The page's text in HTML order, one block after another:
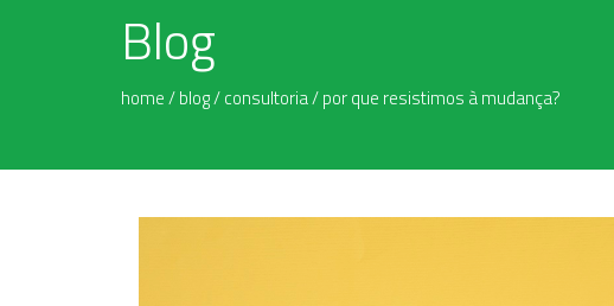
Blog
home/blog/consultoria/por que resistimos à mudança?